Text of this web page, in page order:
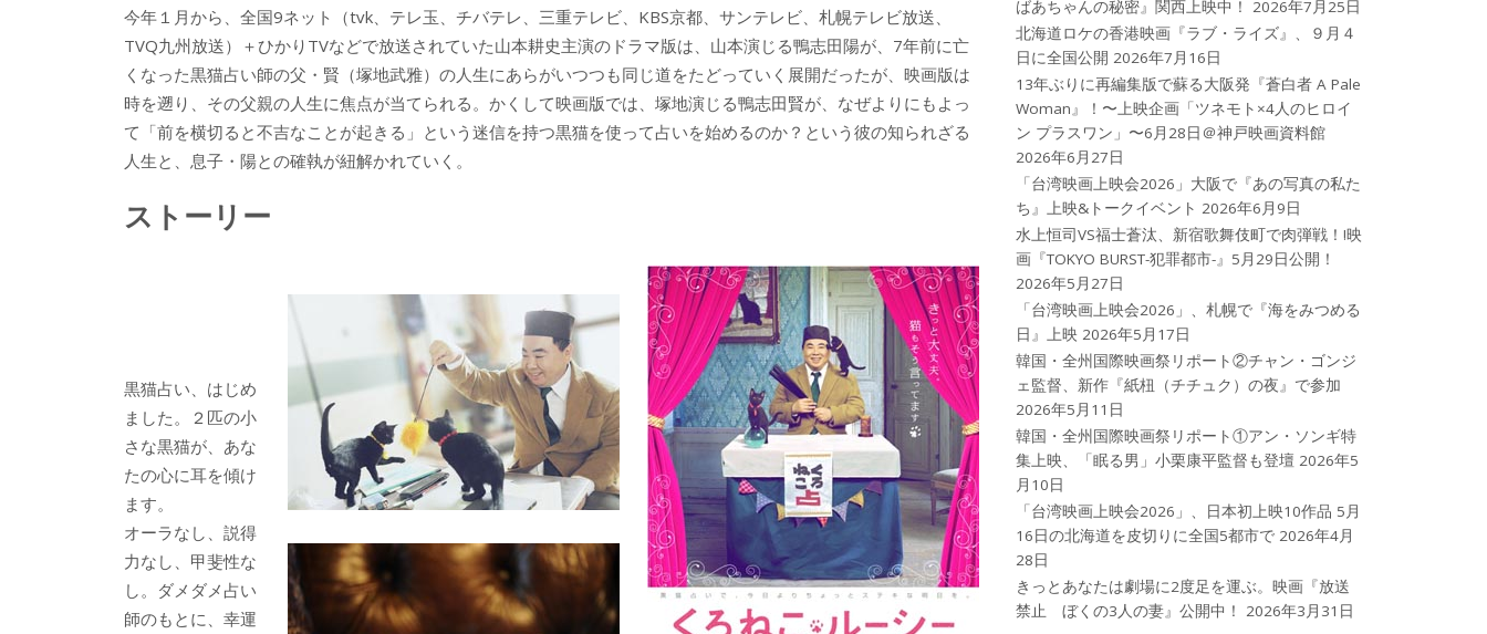
今年１月から、全国9ネット（tvk、テレ玉、チバテレ、三重テレビ、KBS京都、サンテレビ、札幌テレビ放送、
TVQ九州放送）＋ひかりTVなどで放送されていた山本耕史主演のドラマ版は、山本演じる鴨志田陽が、7年前に亡
くなった黒猫占い師の父・賢（塚地武雅）の人生にあらがいつつも同じ道をたどっていく展開だったが、映画版は
時を遡り、その父親の人生に焦点が当てられる。かくして映画版では、塚地演じる鴨志田賢が、なぜよりにもよっ
て「前を横切ると不吉なことが起きる」という迷信を持つ黒猫を使って占いを始めるのか？という彼の知られざる
人生と、息子・陽との確執が紐解かれていく。
ストーリー
黒猫占い、はじめ
ました。２匹の小
さな黒猫が、あな
たの心に耳を傾け
ます。
オーラなし、説得
力なし、甲斐性な
し。ダメダメ占い
師のもとに、幸運
ばあちゃんの秘密』関西上映中！
2026年7月25日
北海道ロケの香港映画『ラブ・ライズ』、９月４
日に全国公開 2026年7月16日
13年ぶりに再編集版で蘇る大阪発『蒼白者 A Pale
Woman』！〜上映企画「ツネモト×4人のヒロイ
ン プラスワン」〜6月28日＠神戸映画資料館
2026年6月27日
「台湾映画上映会2026」大阪で『あの写真の私た
ち』上映&トークイベント 2026年6月9日
水上恒司VS福士蒼汰、新宿歌舞伎町で肉弾戦！!映
画『TOKYO BURST-犯罪都市-』5月29日公開！
2026年5月27日
「台湾映画上映会2026」、札幌で『海をみつめる
日』上映 2026年5月17日
韓国・全州国際映画祭リポート②チャン・ゴンジ
ェ監督、新作『紙杻（チチュク）の夜』で参加
2026年5月11日
韓国・全州国際映画祭リポート①アン・ソンギ特
集上映、「眠る男」小栗康平監督も登壇 2026年5
月10日
「台湾映画上映会2026」、日本初上映10作品 5月
16日の北海道を皮切りに全国5都市で 2026年4月
28日
きっとあなたは劇場に2度足を運ぶ。映画『放送
禁止 ぼくの3人の妻』公開中！
2026年3月31日